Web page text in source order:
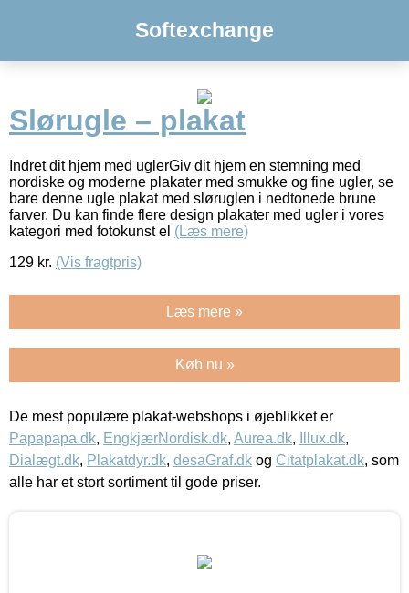
Softexchange
Slørugle – plakat
Indret dit hjem med uglerGiv dit hjem en stemning med
nordiske og moderne plakater med smukke og fine ugler, se
bare denne ugle plakat med sløruglen i nedtonede brune
farver. Du kan finde flere design plakater med ugler i vores
kategori med fotokunst el (Læs mere)
129 kr. (Vis fragtpris)
Læs mere »
Køb nu »
De mest populære plakat-webshops i øjeblikket er
Papapapa.dk, EngkjærNordisk.dk, Aurea.dk, Illux.dk,
Dialægt.dk, Plakatdyr.dk, desaGraf.dk og Citatplakat.dk, som
alle har et stort sortiment til gode priser.